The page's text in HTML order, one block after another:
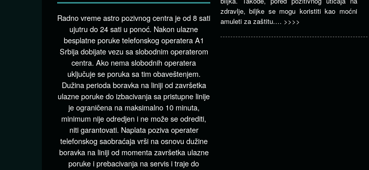
zdravlje, biljke se mogu koristiti kao moćni
amuleti za zaštitu.… >>>>
Radno vreme astro pozivnog centra je od 8 sati
ujutru do 24 sati u ponoć. Nakon ulazne
besplatne poruke telefonskog operatera A1
Srbija dobijate vezu sa slobodnim operaterom
centra. Ako nema slobodnih operatera
uključuje se poruka sa tim obaveštenjem.
Dužina perioda boravka na liniji od završetka
ulazne poruke do izbacivanja sa pristupne linije
je ograničena na maksimalno 10 minuta,
minimum nije odredjen i ne može se odrediti,
niti garantovati. Naplata poziva operater
telefonskog saobraćaja vrši na osnovu dužine
boravka na liniji od momenta završetka ulazne
poruke i prebacivanja na servis i traje do